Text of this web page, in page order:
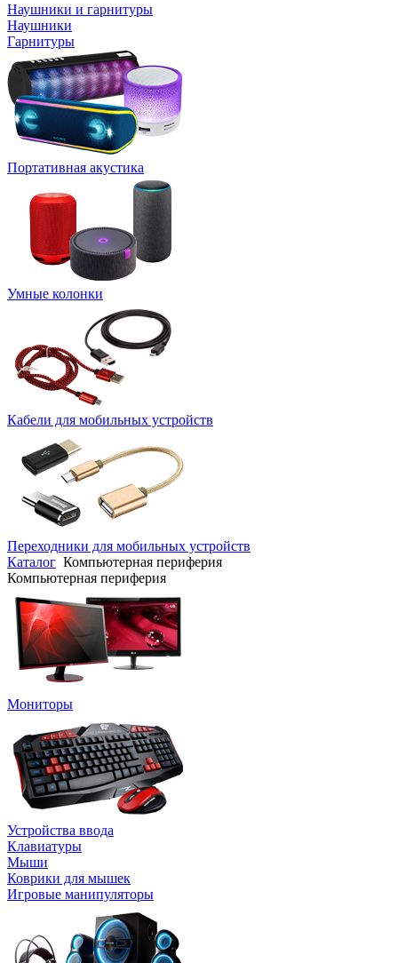
Наушники и гарнитуры
Наушники
Гарнитуры
Портативная акустика
Умные колонки
Кабели для мобильных устройств
Переходники для мобильных устройств
Каталог Компьютерная периферия
Компьютерная периферия
Мониторы
Устройства ввода
Клавиатуры
Мыши
Коврики для мышек
Игровые манипуляторы